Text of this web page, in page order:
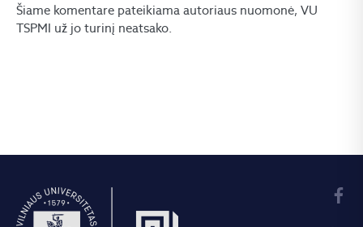
Šiame komentare pateikiama autoriaus nuomonė, VU
TSPMI už jo turinį neatsako.